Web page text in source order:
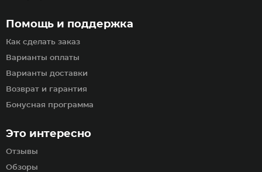
Помощь и поддержка
Как сделать заказ
Варианты оплаты
Варианты доставки
Возврат и гарантия
Бонусная программа
Это интересно
Отзывы
Обзоры